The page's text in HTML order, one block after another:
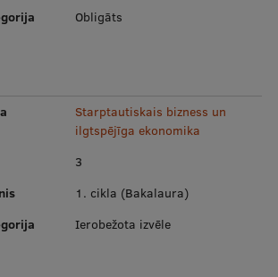
portāls
Obligāts
Starptautiskais bizness un
ilgtspējīga ekonomika
3
1. cikla (Bakalaura)
Ierobežota izvēle